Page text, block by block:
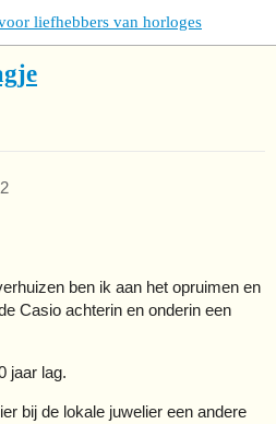
liefhebbers van horloges
ben ik aan het opruimen en
Casio achterin en onderin een
jaar lag.
bij de lokale juwelier een andere